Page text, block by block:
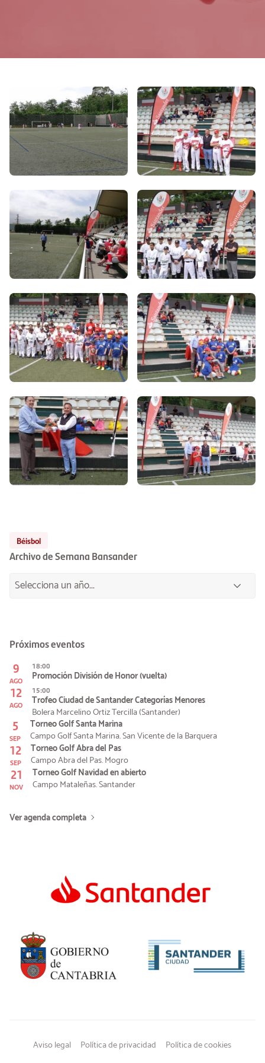
Béisbol
Archivo de Semana Bansander
Próximos eventos
9
AGO
18:00
Promoción División de Honor (vuelta)
12
AGO
15:00
Trofeo Ciudad de Santander Categorías Menores
Bolera Marcelino Ortiz Tercilla (Santander)
5
SEP
Torneo Golf Santa Marina
Campo Golf Santa Marina. San Vicente de la Barquera
12
SEP
Torneo Golf Abra del Pas
Campo Abra del Pas. Mogro
21
NOV
Torneo Golf Navidad en abierto
Campo Mataleñas. Santander
Ver agenda completa
Aviso legal Política de privacidad Política de cookies